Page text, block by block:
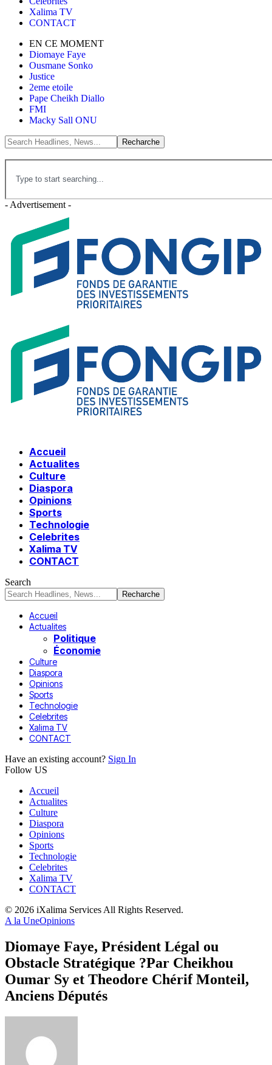
Xalima TV
CONTACT
EN CE MOMENT
Diomaye Faye
Ousmane Sonko
Justice
2eme etoile
Pape Cheikh Diallo
FMI
Macky Sall ONU
- Advertisement -
Accueil
Actualites
Culture
Diaspora
Opinions
Sports
Technologie
Celebrites
Xalima TV
CONTACT
Search
Accueil
Actualites
Politique
Économie
Culture
Diaspora
Opinions
Sports
Technologie
Celebrites
Xalima TV
CONTACT
Have an existing account? Sign In
Follow US
Accueil
Actualites
Culture
Diaspora
Opinions
Sports
Technologie
Celebrites
Xalima TV
CONTACT
© 2026 iXalima Services All Rights Reserved.
A la UneOpinions
Diomaye Faye, Président Légal ou
Obstacle Stratégique ?Par Cheikhou
Oumar Sy et Theodore Chérif Monteil,
Anciens Députés